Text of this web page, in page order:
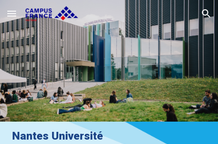
Skip to main content Skip to navigation
Nantes Université